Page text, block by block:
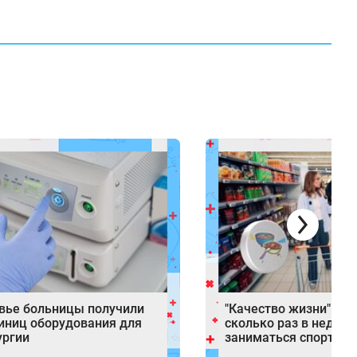
больницы получили
оборудования для
"Качество жизни":
сколько раз в
заниматься спортом